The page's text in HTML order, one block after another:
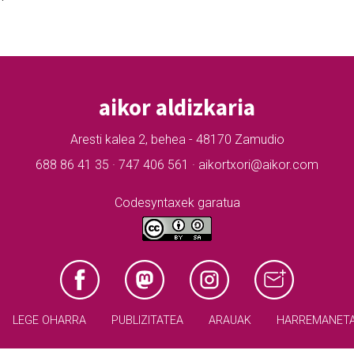
aikor aldizkaria
Aresti kalea 2, behea - 48170 Zamudio
688 86 41 35 · 747 406 561 · aikortxori@aikor.com
Codesyntaxek garatua
LEGE OHARRA PUBLIZITATEA ARAUAK